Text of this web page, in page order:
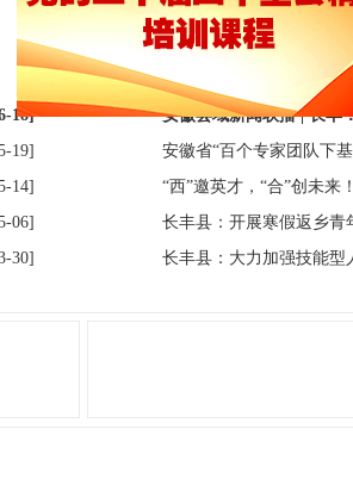
18]
19]
14]
06]
30]
人才工作
安徽县域新闻联播 | 长丰
安徽省“百个专家团队下
“西”邀英才，“合”创未来！
长丰县：开展寒假返乡青
长丰县：大力加强技能型